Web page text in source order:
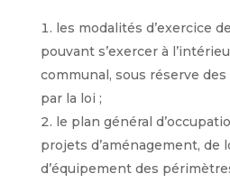
les modalités d’exercice
pouvant s’exercer à
communal, sous réserve
par la loi ;
le plan général
projets d’aménagement, de
d’équipement des